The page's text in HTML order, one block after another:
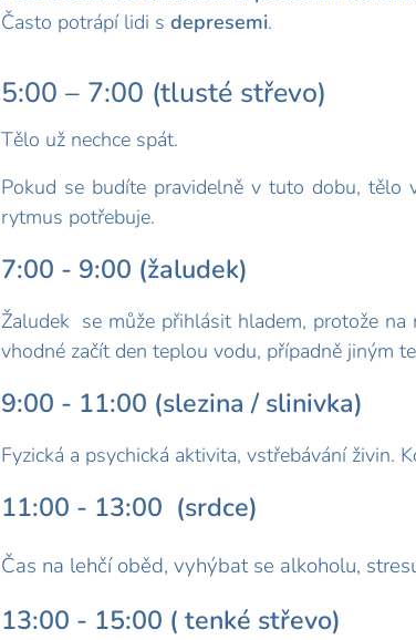
Často potrápí lidi s depresemi.
5:00 – 7:00 (tlusté střevo)
Tělo už nechce spát.
Pokud se budíte pravidelně v tuto dobu,
rytmus potřebuje.
7:00 - 9:00 (žaludek)
Žaludek se může přihlásit hladem, protože na
vhodné začít den teplou vodu, případně jiným
9:00 - 11:00 (slezina / slinivka)
Fyzická a psychická aktivita, vstřebávání živin.
11:00 - 13:00 (srdce)
Čas na lehčí oběd, vyhýbat se alkoholu,
13:00 - 15:00 ( tenké střevo)